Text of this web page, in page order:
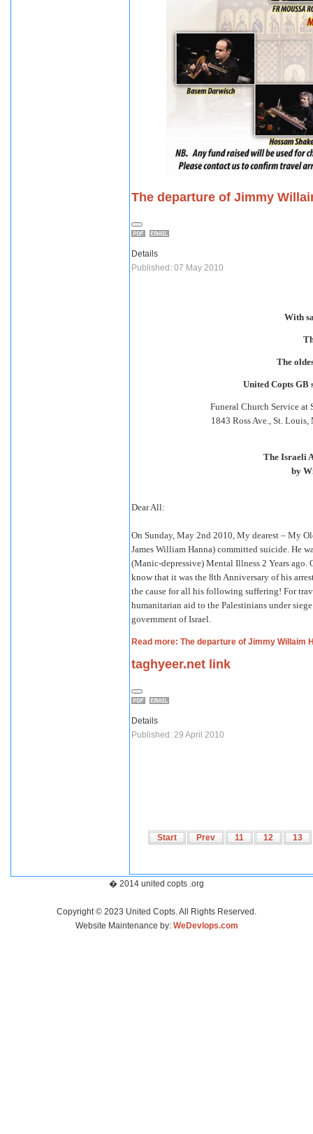
The departure of Jimmy
Details
Published: 07 May 2010
With
The
United Copts GB
Funeral Church Service
1843 Ross Ave., St.
The Israeli
by
Dear All:
On Sunday, May 2nd 2010, My dearest – My
James William Hanna) committed suicide. He
(Manic-depressive) Mental Illness 2 Years
know that it was the 8th Anniversary of his
the cause for all his following suffering! For
humanitarian aid to the Palestinians under
government of Israel.
Read more: The departure of Jimmy Willaim
taghyeer.net link
Details
Published: 29 April 2010
Start Prev 11 12 13
� 2014 united copts .org
Copyright © 2023 United Copts. All Rights Reserved.
Website Maintenance by: WeDevlops.com